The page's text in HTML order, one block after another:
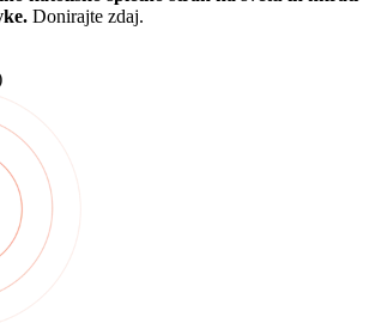
Donirajte zdaj.